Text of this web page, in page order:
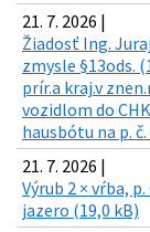
21. 7. 2026 |
Žiadosť Ing.
zmysle §13ods.
prír.a kraj.v
vozidlom do
hausbótu na p.
21. 7. 2026 |
Výrub 2 × vŕba,
jazero (19,0 kB)